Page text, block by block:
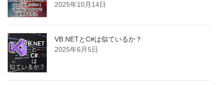
2025年10月14日
VB.NETとC#は似ているか？
2025年6月5日